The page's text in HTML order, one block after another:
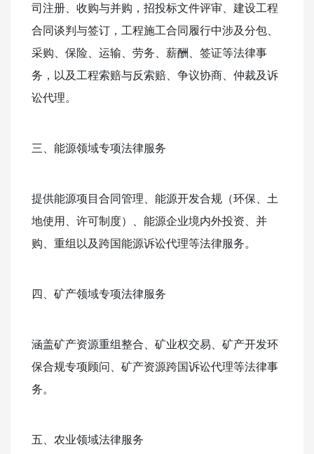
司注册、收购与并购，招投标文件评审、建设工程
合同谈判与签订，工程施工合同履行中涉及分包、
采购、保险、运输、劳务、薪酬、签证等法律事
务，以及工程索赔与反索赔、争议协商、仲裁及诉
讼代理。
三、能源领域专项法律服务
提供能源项目合同管理、能源开发合规（环保、土
地使用、许可制度）、能源企业境内外投资、并
购、重组以及跨国能源诉讼代理等法律服务。
四、矿产领域专项法律服务
涵盖矿产资源重组整合、矿业权交易、矿产开发环
保合规专项顾问、矿产资源跨国诉讼代理等法律事
务。
五、农业领域法律服务